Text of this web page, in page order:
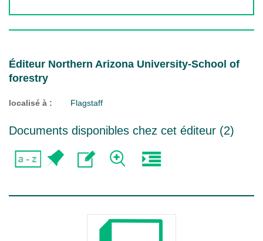
Éditeur Northern Arizona University-School of
forestry
localisé à : Flagstaff
Documents disponibles chez cet éditeur (2)